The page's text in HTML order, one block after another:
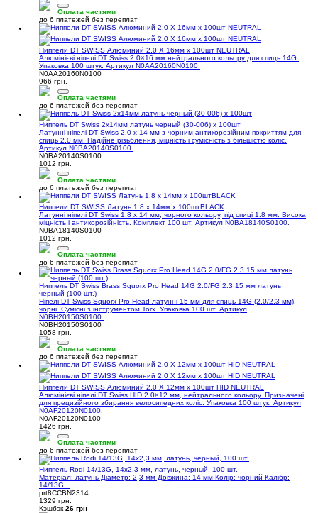
Оплата частями
до 6 платежей без переплат
Ниппели DT SWISS Алюминий 2.0 X 16мм х 100шт NEUTRAL
Алюмінієві ніпелі DT Swiss 2.0×16 мм нейтрального кольору для спиць 14G.
Упаковка 100 штук. Артикул N0AA20160N0100.
N0AA20160N0100
966 грн.
Оплата частями
до 6 платежей без переплат
Ниппель DT Swiss 2х14мм латунь черный (30-006) х 100шт
Латунні ніпелі DT Swiss 2.0 x 14 мм з чорним антикорозійним покриттям для
спиць 2.0 мм. Надійне різьблення, міцність і сумісність з більшістю коліс.
Артикул N0BA20140S0100.
N0BA20140S0100
1012 грн.
Оплата частями
до 6 платежей без переплат
Ниппели DT SWISS Латунь 1.8 x 14мм х 100штBLACK
Латунні ніпелі DT Swiss 1.8 x 14 мм, чорного кольору, під спиці 1.8 мм. Висока
міцність і антикорозійність. Комплект 100 шт. Артикул N0BA18140S0100.
N0BA18140S0100
1012 грн.
Оплата частями
до 6 платежей без переплат
Ниппель DT Swiss Brass Squorx Pro Head 14G 2.0/FG 2.3 15 мм латунь
черный (100 шт.)
Ніпелі DT Swiss Squorx Pro Head латунні 15 мм для спиць 14G (2.0/2.3 мм),
чорні. Сумісні з інструментом Torx. Упаковка 100 шт. Артикул
N0BH20150S0100.
N0BH20150S0100
1058 грн.
Оплата частями
до 6 платежей без переплат
Ниппели DT SWISS Алюминий 2.0 X 12мм х 100шт HID NEUTRAL
Алюмінієві ніпелі DT Swiss HID 2.0×12 мм, нейтрального кольору. Призначені
для прецизійного збирання велосипедних коліс. Упаковка 100 штук. Артикул
N0AF20120N0100.
N0AF20120N0100
1426 грн.
Оплата частями
до 6 платежей без переплат
Ниппель Rodi 14/13G, 14x2,3 мм, латунь, черный, 100 шт.
Матеріал: латунь Діаметр: 2,3 мм Довжина: 14 мм Колір: чорний Калібр:
14/13G...
prt8CCBN2314
1329 грн.
Кэшбэк 26 грн